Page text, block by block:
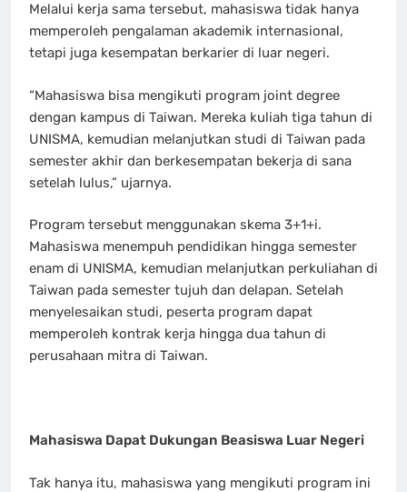
Melalui kerja sama tersebut, mahasiswa tidak hanya
memperoleh pengalaman akademik internasional,
tetapi juga kesempatan berkarier di luar negeri.
“Mahasiswa bisa mengikuti program joint degree
dengan kampus di Taiwan. Mereka kuliah tiga tahun di
UNISMA, kemudian melanjutkan studi di Taiwan pada
semester akhir dan berkesempatan bekerja di sana
setelah lulus,” ujarnya.
Program tersebut menggunakan skema 3+1+i.
Mahasiswa menempuh pendidikan hingga semester
enam di UNISMA, kemudian melanjutkan perkuliahan di
Taiwan pada semester tujuh dan delapan. Setelah
menyelesaikan studi, peserta program dapat
memperoleh kontrak kerja hingga dua tahun di
perusahaan mitra di Taiwan.
Mahasiswa Dapat Dukungan Beasiswa Luar Negeri
Tak hanya itu, mahasiswa yang mengikuti program ini